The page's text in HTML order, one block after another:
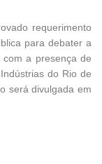
requerimento
para debater a
a presença de
do Rio de
será divulgada em